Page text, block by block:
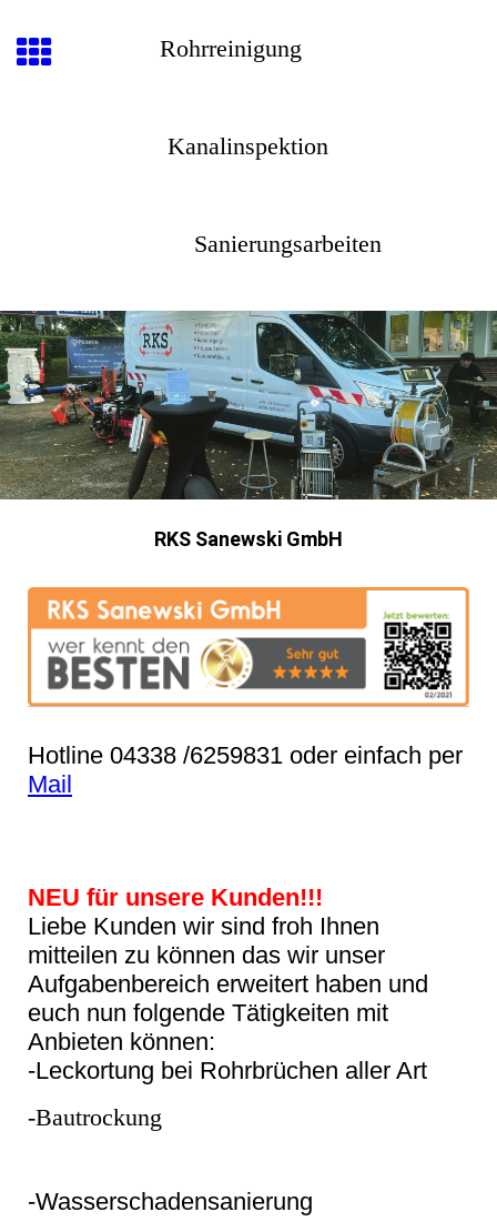
Rohrreinigung
Kanalinspektion
Sanierungsarbeiten
RKS Sanewski GmbH
Hotline 04338 /6259831 oder einfach per
Mail
NEU für unsere Kunden!!!
Liebe Kunden wir sind froh Ihnen
mitteilen zu können das wir unser
Aufgabenbereich erweitert haben und
euch nun folgende Tätigkeiten mit
Anbieten können:
-Leckortung bei Rohrbrüchen aller Art
-Bautrockung
-Wasserschadensanierung